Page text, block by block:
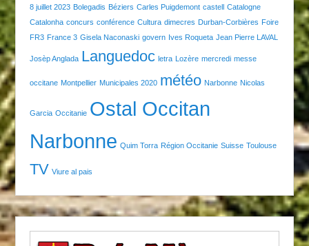
8 juillet 2023 Bolegadis Béziers Carles Puigdemont castell Catalogne
Catalonha concurs conférence Cultura dimecres Durban-Corbières Foire
FR3 France 3 Gisela Naconaski govern Ives Roqueta Jean Pierre LAVAL
Josèp Anglada Languedoc letra Lozère mercredi messe
occitane Montpellier Municipales 2020 météo Narbonne Nicolas
Garcia Occitanie Ostal Occitan
Narbonne Quim Torra Région Occitanie Suisse Toulouse
TV Viure al pais